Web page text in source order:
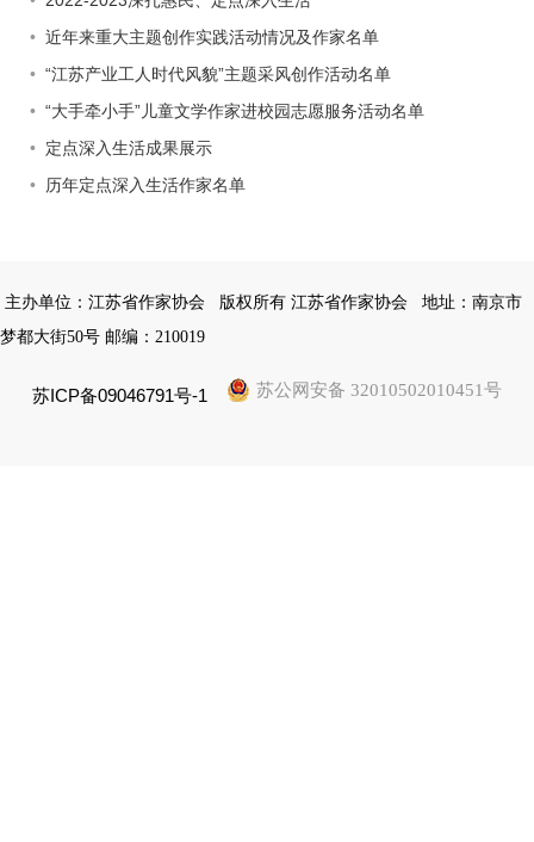
近年来重大主题创作实践活动情况及作家名单
“江苏产业工人时代风貌”主题采风创作活动名单
“大手牵小手”儿童文学作家进校园志愿服务活动名单
定点深入生活成果展示
历年定点深入生活作家名单
主办单位：江苏省作家协会 版权所有 江苏省作家协会
地址：南京市
梦都大街50号 邮编：210019
苏ICP备09046791号-1 苏公网安备 32010502010451号